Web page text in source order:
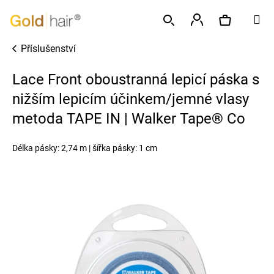
na
obsah
košík
Příslušenství
Lace Front oboustranná lepicí páska s
nižším lepicím účinkem/jemné vlasy
metoda TAPE IN | Walker Tape® Co
Délka pásky: 2,74 m | šířka pásky: 1 cm
Zpět
Zpět
o
p
o
ř